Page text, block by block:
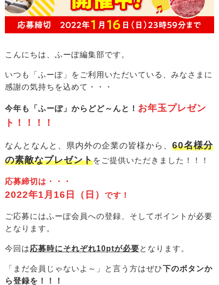
こんにちは、ふーぽ編集部です。
いつも「ふーぽ」をご利用いただいている、みなさまに
感謝の気持ちを込めて・・・
今年も「ふーぽ」からどど～んと！ お年玉プレゼン
ト！！！！
なんとなんと、県内外の企業の皆様から、 60名様分
の素敵なプレゼントをご提供いただきました！！！
応募締切は・・・
2022年1月16日（日） です！
ご応募にはふーぽ会員への登録、そしてポイントが必要
となります。
今回は応募時にそれぞれ10ptが必要となります。
「まだ会員じゃないよ～」と言う方はぜひ下のボタンか
ら登録を！！！